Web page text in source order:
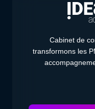
Cabinet de
transformons les